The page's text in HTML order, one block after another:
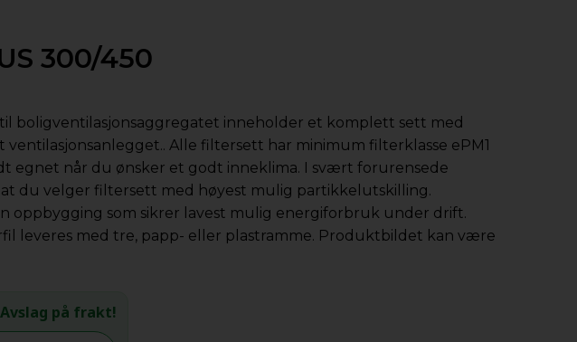
300/450
til boligventilasjonsaggregatet inneholder et komplett sett med
Alle filtersett har minimum filterklasse ePM1
egnet når du ønsker et godt inneklima. I svært forurensede
du velger filtersett med høyest mulig partikkelutskilling.
oppbygging som sikrer lavest mulig energiforbruk under drift.
leveres med tre, papp- eller plastramme. Produktbildet kan være
på frakt!